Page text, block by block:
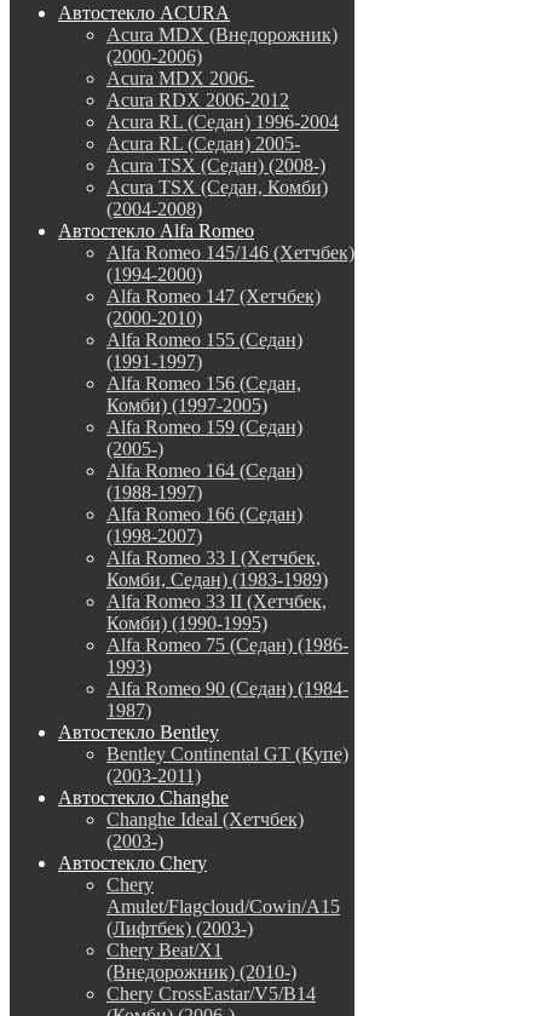
Автостекло ACURA
Acura MDX (Внедорожник)
(2000-2006)
Acura MDX 2006-
Acura RDX 2006-2012
Acura RL (Седан) 1996-2004
Acura RL (Седан) 2005-
Acura TSX (Седан) (2008-)
Acura TSX (Седан, Комби)
(2004-2008)
Автостекло Alfa Romeo
Alfa Romeo 145/146 (Хетчбек)
(1994-2000)
Alfa Romeo 147 (Хетчбек)
(2000-2010)
Alfa Romeo 155 (Седан)
(1991-1997)
Alfa Romeo 156 (Седан,
Комби) (1997-2005)
Alfa Romeo 159 (Седан)
(2005-)
Alfa Romeo 164 (Седан)
(1988-1997)
Alfa Romeo 166 (Седан)
(1998-2007)
Alfa Romeo 33 I (Хетчбек,
Комби, Седан) (1983-1989)
Alfa Romeo 33 II (Хетчбек,
Комби) (1990-1995)
Alfa Romeo 75 (Седан) (1986-
1993)
Alfa Romeo 90 (Седан) (1984-
1987)
Автостекло Bentley
Bentley Continental GT (Купе)
(2003-2011)
Автостекло Changhe
Changhe Ideal (Хетчбек)
(2003-)
Автостекло Chery
Chery
Amulet/Flagcloud/Cowin/A15
(Лифтбек) (2003-)
Chery Beat/X1
(Внедорожник) (2010-)
Chery CrossEastar/V5/B14